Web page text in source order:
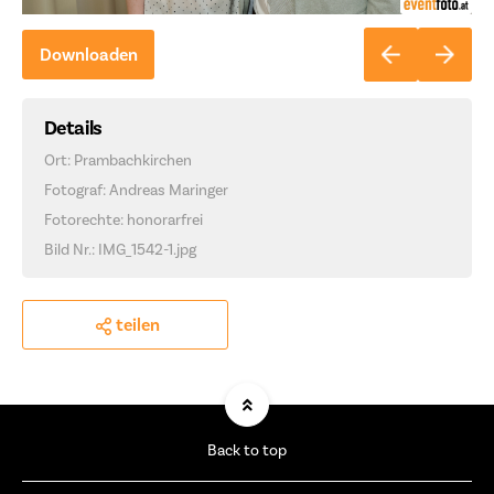
Downloaden
Details
Ort: Prambachkirchen
Fotograf: Andreas Maringer
Fotorechte: honorarfrei
Bild Nr.: IMG_1542-1.jpg
teilen
Back to top